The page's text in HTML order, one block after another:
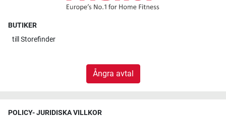
BUTIKER
till Storefinder
Ångra avtal
POLICY- JURIDISKA VILLKOR